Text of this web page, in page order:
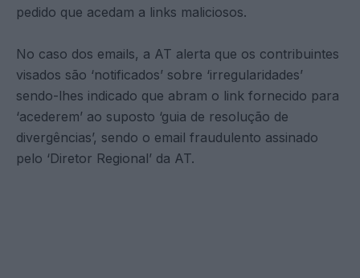
pedido que acedam a links maliciosos.
No caso dos emails, a AT alerta que os contribuintes
visados são ‘notificados’ sobre ‘irregularidades’
sendo-lhes indicado que abram o link fornecido para
‘acederem’ ao suposto ‘guia de resolução de
divergências’, sendo o email fraudulento assinado
pelo ‘Diretor Regional’ da AT.